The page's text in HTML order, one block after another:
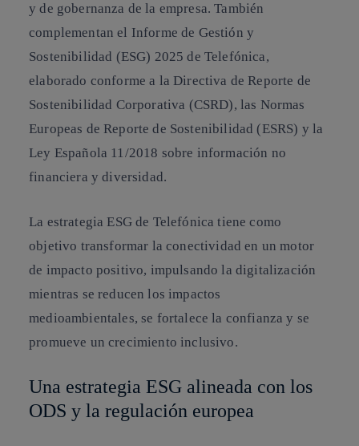
y de gobernanza de la empresa. También
complementan el Informe de Gestión y
Sostenibilidad (ESG) 2025 de Telefónica,
elaborado conforme a la Directiva de Reporte de
Sostenibilidad Corporativa (CSRD), las Normas
Europeas de Reporte de Sostenibilidad (ESRS) y la
Ley Española 11/2018 sobre información no
financiera y diversidad.
La estrategia ESG de Telefónica tiene como
objetivo transformar la conectividad en un motor
de impacto positivo, impulsando la digitalización
mientras se reducen los impactos
medioambientales, se fortalece la confianza y se
promueve un crecimiento inclusivo.
Una estrategia ESG alineada con los
ODS y la regulación europea